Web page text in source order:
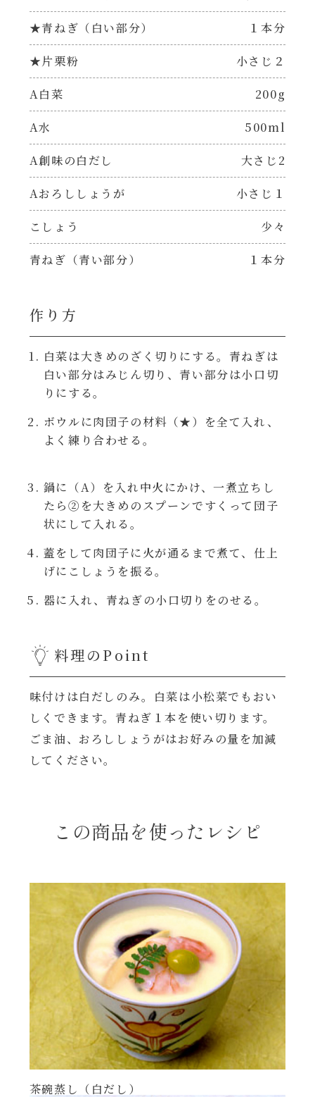
パウチのまんまシリーズ
シャンタン鍋
おもてなし
BBQ/キャンプ
レンジ調理
お子さま
ひなまつり
こどもの日
ハロウィン
運動会
年末年始
その他
やみつききゃべつの塩たれ
だしまろ酢
聖護院かぶらのもみじおろしぽん酢
ハコネーゼ 完熟トマト
ハコネーゼ 海老クリーム
ハコネーゼ ボロネーゼ
ハコネーゼ カルボナーラ
ハコネーゼ イカスミ
ハコネーゼ ボンゴレ
ハコネーゼ クリーミーボロネーゼ
★青ねぎ（白い部分） １本分
★片栗粉 小さじ２
A白菜 200g
A水 500ml
A創味の白だし 大さじ2
Aおろししょうが 小さじ１
こしょう 少々
青ねぎ（青い部分） １本分
作り方
白菜は大きめのざく切りにする。青ねぎは
白い部分はみじん切り、青い部分は小口切
りにする。
ボウルに肉団子の材料（★）を全て入れ、
よく練り合わせる。
鍋に（A）を入れ中火にかけ、一煮立ちし
たら②を大きめのスプーンですくって団子
状にして入れる。
蓋をして肉団子に火が通るまで煮て、仕上
げにこしょうを振る。
器に入れ、青ねぎの小口切りをのせる。
料理のPoint
味付けは白だしのみ。白菜は小松菜でもおい
しくできます。青ねぎ１本を使い切ります。
ごま油、おろししょうがはお好みの量を加減
してください。
この商品を使ったレシピ
茶碗蒸し（白だし）